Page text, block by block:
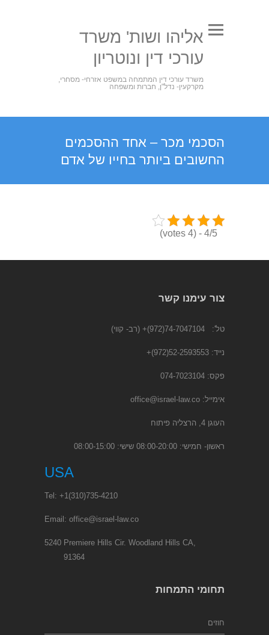
אליהו ושות' משרד
עורכי דין ונוטריון
משרד עורכי דין המתמחה במשפט אזרחי- מסחרי,
מקרקעין- נדל"ן, חברות ומשפחה
הסכמי מכר – אחד ההסכמים
החשובים ביותר בחייו של אדם
4/5 - (4 votes)
צור עימנו קשר
טל': 74-7047104(972)+ (רב- קווי)
נייד: 52-2593553(972)
+
פקס: 074-7023104
אימייל: office@israel-law.co
העוגן 4, הרצליה פיתוח
ראשון- חמישי: 08:00-20:00 שישי: 08:00-15:00
USA
Tel: +1(310)735-4210
Email: office@israel-law.co
5240 Premiere Hills Cir. Woodland Hills CA,
91364
תחומי התמחות
חוזים